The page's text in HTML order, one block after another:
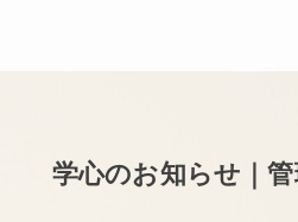
学心のお知らせ｜